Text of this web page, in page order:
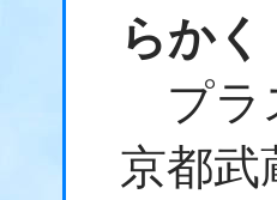
らかく
プラ
京都武